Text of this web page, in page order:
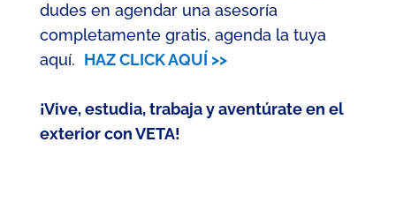
dudes en agendar una asesoría
completamente gratis, agenda la tuya
aquí. HAZ CLICK AQUÍ >>
¡Vive, estudia, trabaja y aventúrate en el
exterior con VETA!